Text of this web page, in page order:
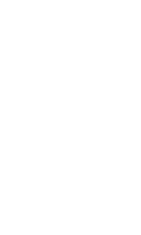
Ayer se
en Arriate, un
emblemáticos
diputada
Javier Anet,